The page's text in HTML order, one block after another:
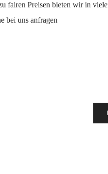
fairen Preisen bieten wir in
bei uns anfragen